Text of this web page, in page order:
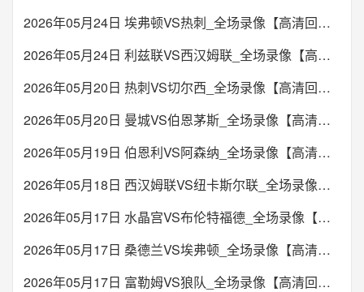
2026年05月24日 埃弗顿VS热刺_全场录像【高清回放】
2026年05月24日 利兹联VS西汉姆联_全场录像【高清回放】
2026年05月20日 热刺VS切尔西_全场录像【高清回放】
2026年05月20日 曼城VS伯恩茅斯_全场录像【高清回放】
2026年05月19日 伯恩利VS阿森纳_全场录像【高清回放】
2026年05月18日 西汉姆联VS纽卡斯尔联_全场录像【高清回放】
2026年05月17日 水晶宫VS布伦特福德_全场录像【高清回放】
2026年05月17日 桑德兰VS埃弗顿_全场录像【高清回放】
2026年05月17日 富勒姆VS狼队_全场录像【高清回放】